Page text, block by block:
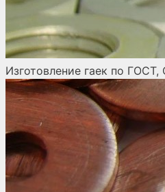
Изготовление гаек по